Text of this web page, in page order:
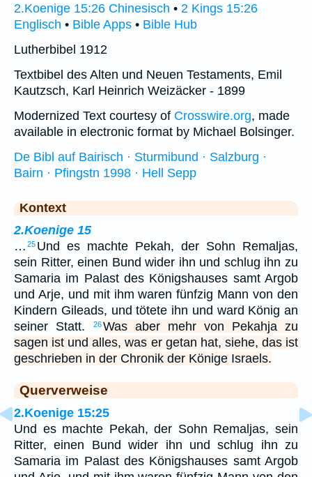
2.Koenige 15:26 Chinesisch • 2 Kings 15:26
Englisch • Bible Apps • Bible Hub
Lutherbibel 1912
Textbibel des Alten und Neuen Testaments, Emil
Kautzsch, Karl Heinrich Weizäcker - 1899
Modernized Text courtesy of Crosswire.org, made
available in electronic format by Michael Bolsinger.
De Bibl auf Bairisch · Sturmibund · Salzburg ·
Bairn · Pfingstn 1998 · Hell Sepp
Kontext
2.Koenige 15
… 25 Und es machte Pekah, der Sohn Remaljas,
sein Ritter, einen Bund wider ihn und schlug ihn zu
Samaria im Palast des Königshauses samt Argob
und Arje, und mit ihm waren fünfzig Mann von den
Kindern Gileads, und tötete ihn und ward König an
seiner Statt.
26Was aber mehr von Pekahja zu
sagen ist und alles, was er getan hat, siehe, das ist
geschrieben in der Chronik der Könige Israels.
Querverweise
2.Koenige 15:25
Und es machte Pekah, der Sohn Remaljas, sein
Ritter, einen Bund wider ihn und schlug ihn zu
Samaria im Palast des Königshauses samt Argob